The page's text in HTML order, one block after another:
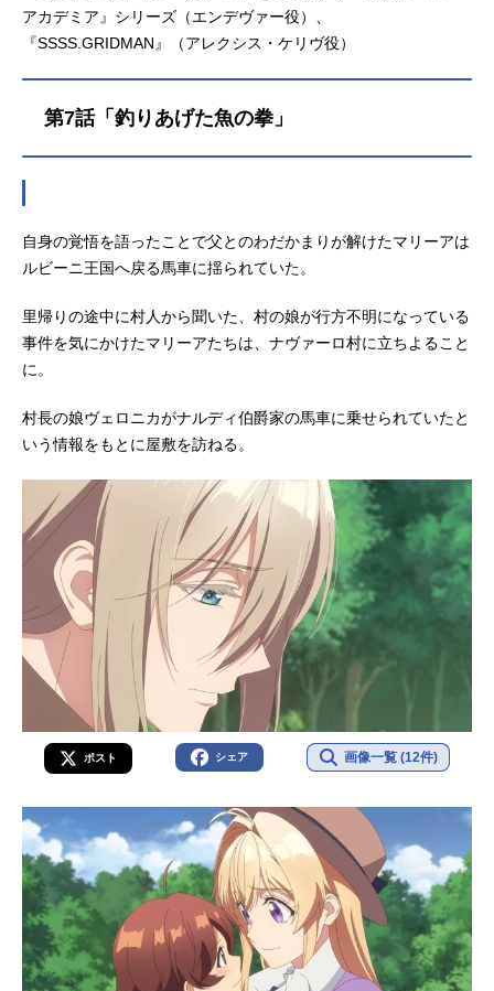
アカデミア』シリーズ（エンデヴァー役）、
『SSSS.GRIDMAN』（アレクシス・ケリヴ役）
第7話「釣りあげた魚の拳」
自身の覚悟を語ったことで父とのわだかまりが解けたマリーアは
ルビーニ王国へ戻る馬車に揺られていた。
里帰りの途中に村人から聞いた、村の娘が行方不明になっている
事件を気にかけたマリーアたちは、ナヴァーロ村に立ちよること
に。
村長の娘ヴェロニカがナルディ伯爵家の馬車に乗せられていたと
いう情報をもとに屋敷を訪ねる。
ポスト シェア 画像一覧 (12件)